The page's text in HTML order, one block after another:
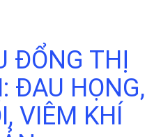
ĐỔNG THỊ
ĐAU HỌNG,
VIÊM KHÍ